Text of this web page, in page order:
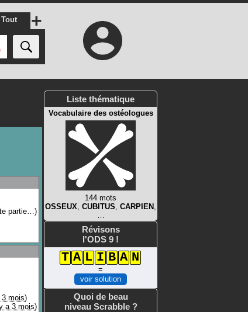
Tout +
partie…)
3 mois)
y a 3 mois)
Liste thématique
Vocabulaire des ostéologues
144 mots
OSSEUX, CUBITUS, CARPIEN ,
…
Révisons
l'ODS 9 !
T A L I B A N
=
voir solution
Quoi de beau
niveau Scrabble ?